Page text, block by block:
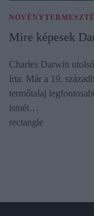
Mire képesek
Charles Darwin
írta. Már a 19.
termőtalaj
ismét…
rectangle